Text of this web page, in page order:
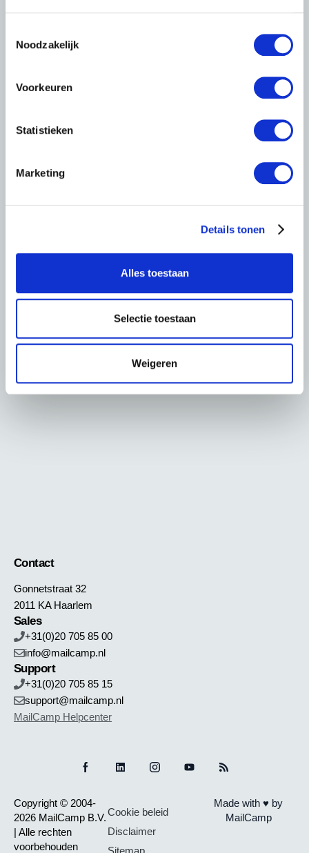
Noodzakelijk
Voorkeuren
Statistieken
Marketing
Details tonen
Alles toestaan
Selectie toestaan
Weigeren
Contact
Gonnetstraat 32
2011 KA Haarlem
Sales
+31(0)20 705 85 00
info@mailcamp.nl
Support
+31(0)20 705 85 15
support@mailcamp.nl
MailCamp Helpcenter
Copyright © 2004-
2026 MailCamp B.V.
| Alle rechten
voorbehouden
Cookie beleid
Disclaimer
Sitemap
Made with ♥ by
MailCamp